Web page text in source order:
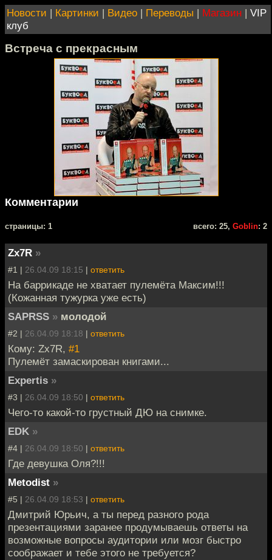
Новости | Картинки | Видео | Переводы | Магазин | VIP
клуб
Встреча с прекрасным
Комментарии
cтраницы: 1 всего: 25, Goblin: 2
Zx7R »
#1 | 26.04.09 18:15 | ответить
На баррикаде не хватает пулемёта Максим!!!
(Кожанная тужурка уже есть)
SAPRSS » молодой
#2 | 26.04.09 18:18 | ответить
Кому: Zx7R, #1
Пулемёт замаскирован книгами...
Expertis »
#3 | 26.04.09 18:50 | ответить
Чего-то какой-то грустный ДЮ на снимке.
EDK »
#4 | 26.04.09 18:50 | ответить
Где девушка Оля?!!!
Metodist »
#5 | 26.04.09 18:53 | ответить
Дмитрий Юрьич, а ты перед разного рода
презентациями заранее продумываешь ответы на
возможные вопросы аудитории или мозг быстро
соображает и тебе этого не требуется?